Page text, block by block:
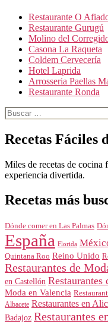
Restaurante O
Restaurante Gurugú
Molino del
Casona La Raqueta
Coldem Cervecería
Hotel Laprida
Arrosseria Paellas
Restaurante Ronda
Buscar:
Recetas Fáciles
Miles de recetas de cocina
experiencia divertida.
Recetas más
Dónde comer en Las Palmas
España Florida
Quintana Roo Reino Unido
Restaurantes de
en Castellón
Moda en Valencia
Albacete Restaurantes en
Badajoz Restaurantes